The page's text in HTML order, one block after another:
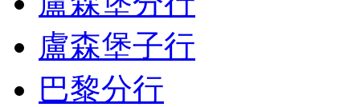
盧森堡子行
巴黎分行